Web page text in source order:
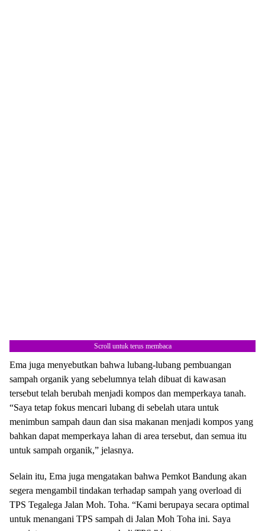
Berita Terkait:
Lahan Kebun Binatang Bandung Segera
Diambil Alih Pemerintahan Daerah
Scroll untuk terus membaca
Ema juga menyebutkan bahwa lubang-lubang pembuangan
sampah organik yang sebelumnya telah dibuat di kawasan
tersebut telah berubah menjadi kompos dan memperkaya tanah.
“Saya tetap fokus mencari lubang di sebelah utara untuk
menimbun sampah daun dan sisa makanan menjadi kompos yang
bahkan dapat memperkaya lahan di area tersebut, dan semua itu
untuk sampah organik,” jelasnya.
Selain itu, Ema juga mengatakan bahwa Pemkot Bandung akan
segera mengambil tindakan terhadap sampah yang overload di
TPS Tegalega Jalan Moh. Toha. “Kami berupaya secara optimal
untuk menangani TPS sampah di Jalan Moh Toha ini. Saya